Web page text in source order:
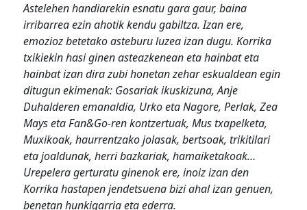
Astelehen handiarekin esnatu gara gaur, baina
irribarrea ezin ahotik kendu gabiltza. Izan ere,
emozioz betetako asteburu luzea izan dugu. Korrika
txikiekin hasi ginen asteazkenean eta hainbat eta
hainbat izan dira zubi honetan zehar eskualdean egin
ditugun ekimenak: Gosariak ikuskizuna, Anje
Duhalderen emanaldia, Urko eta Nagore, Perlak, Zea
Mays eta Fan&Go-ren kontzertuak, Mus txapelketa,
Muxikoak, haurrentzako jolasak, bertsoak, trikitilari
eta joaldunak, herri bazkariak, hamaiketakoak…
Urepelera gerturatu ginenok ere, inoiz izan den
Korrika hastapen jendetsuena bizi ahal izan genuen,
benetan hunkigarria eta ederra.